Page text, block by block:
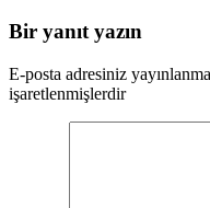
Bir yanıt yazın
E-posta adresiniz
işaretlenmişlerdir